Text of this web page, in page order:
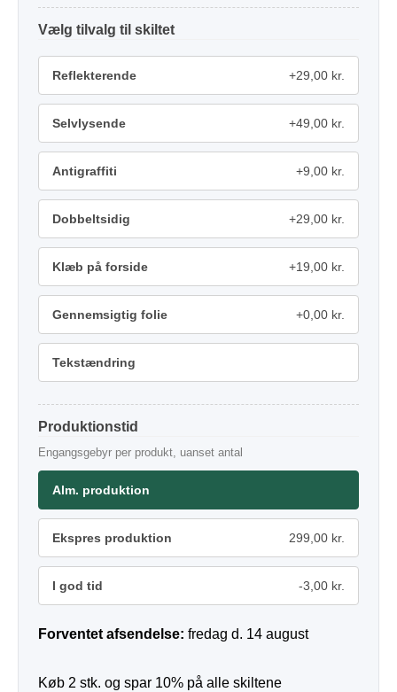
tilvalg
Reflekterende +29,00 kr.
Selvlysende +49,00 kr.
Antigraffiti +9,00 kr.
Dobbeltsidig +29,00 kr.
Klæb på forside +19,00 kr.
Gennemsigtig folie +0,00 kr.
Tekstændring
Produktionstid
Engangsgebyr per produkt, uanset antal
Alm. produktion
Ekspres produktion 299,00 kr.
I god tid -3,00 kr.
Forventet afsendelse: fredag d. 14 august
Køb 2 stk. og spar 10% på alle skiltene